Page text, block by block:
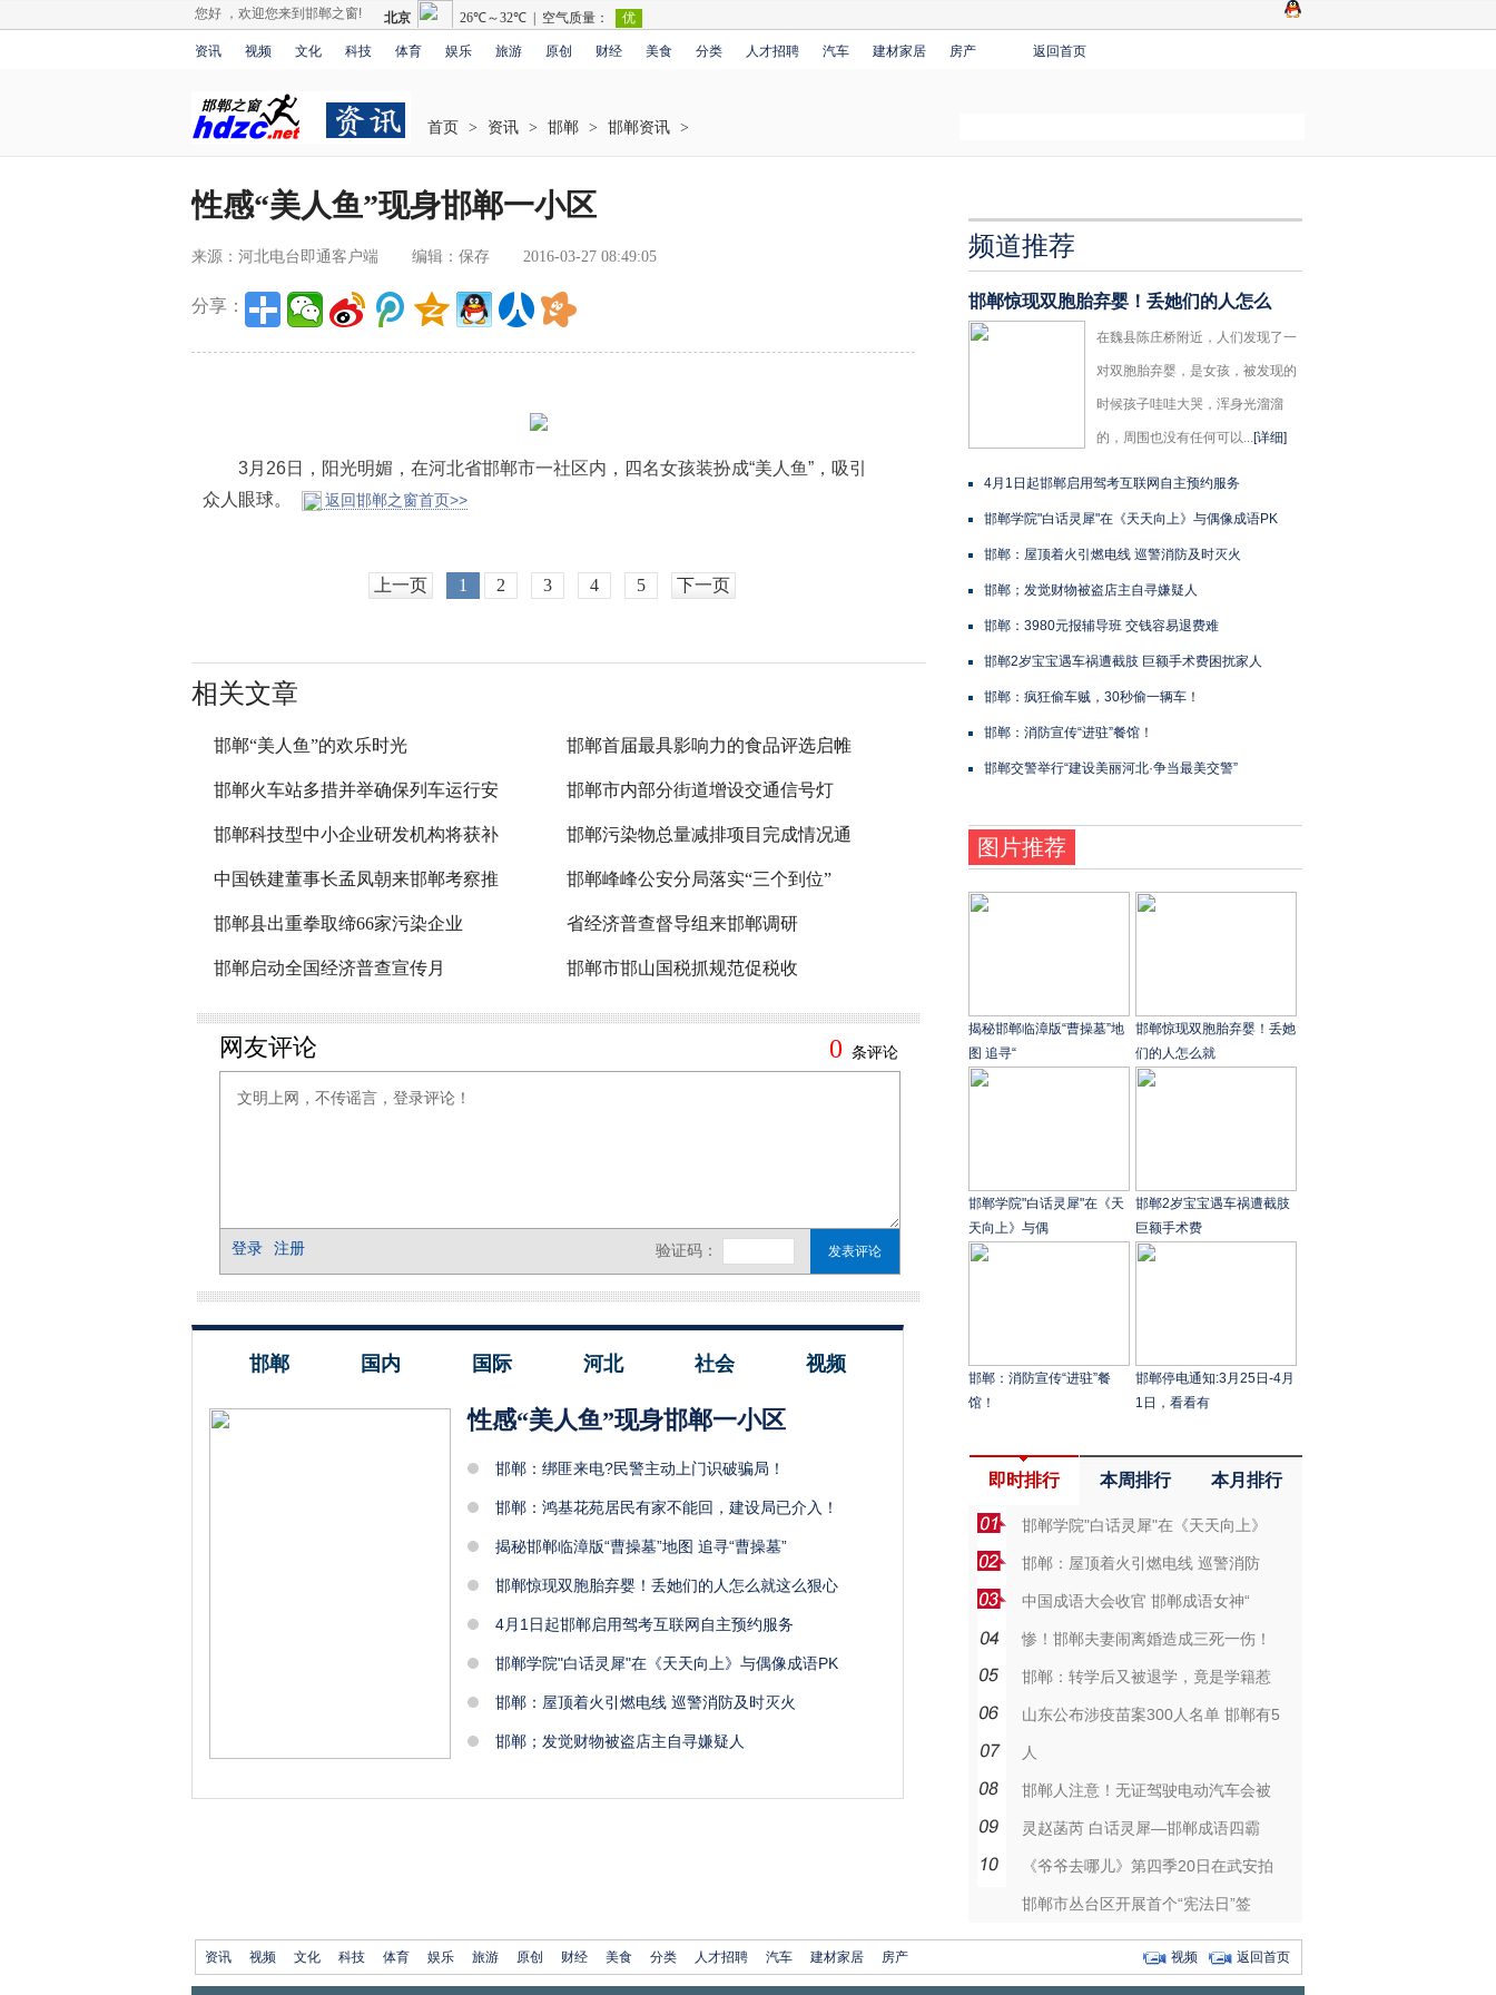
您好 ，欢迎您来到邯郸之窗!
资讯 视频 文化 科技 体育 娱乐 旅游 原创 财经 美食 分类 人才招聘 汽车 建材家居 房产 返回首页
首页 > 资讯 > 邯郸 > 邯郸资讯 >
​性感“美人鱼”现身邯郸一小区
来源：河北电台即通客户端 编辑：保存 2016-03-27 08:49:05
分享：
3月26日，阳光明媚，在河北省邯郸市一社区内，四名女孩装扮成“美人鱼”，吸引
众人眼球。
返回邯郸之窗首页>>
上一页 1 2 3 4 5 下一页
相关文章
邯郸“美人鱼”的欢乐时光 邯郸首届最具影响力的食品评选启帷
邯郸火车站多措并举确保列车运行安 邯郸市内部分街道增设交通信号灯
邯郸科技型中小企业研发机构将获补 邯郸污染物总量减排项目完成情况通
中国铁建董事长孟凤朝来邯郸考察推 邯郸峰峰公安分局落实“三个到位”
邯郸县出重拳取缔66家污染企业 省经济普查督导组来邯郸调研
邯郸启动全国经济普查宣传月 邯郸市邯山国税抓规范促税收
邯郸 国内 国际 河北 社会 视频
​性感“美人鱼”现身邯郸一小区
邯郸：绑匪来电?民警主动上门识破骗局！
邯郸：鸿基花苑居民有家不能回，建设局已介入！
揭秘邯郸临漳版“曹操墓”地图 追寻“曹操墓”
邯郸惊现双胞胎弃婴！丢她们的人怎么就这么狠心
4月1日起邯郸启用驾考互联网自主预约服务
邯郸学院"白话灵犀"在《天天向上》与偶像成语PK
邯郸：屋顶着火引燃电线 巡警消防及时灭火
邯郸；发觉财物被盗店主自寻嫌疑人
频道推荐
邯郸惊现双胞胎弃婴！丢她们的人怎么
在魏县陈庄桥附近，人们发现了一
对双胞胎弃婴，是女孩，被发现的
时候孩子哇哇大哭，浑身光溜溜
的，周围也没有任何可以...[详细]
4月1日起邯郸启用驾考互联网自主预约服务
邯郸学院"白话灵犀"在《天天向上》与偶像成语PK
邯郸：屋顶着火引燃电线 巡警消防及时灭火
邯郸；发觉财物被盗店主自寻嫌疑人
邯郸：3980元报辅导班 交钱容易退费难
邯郸2岁宝宝遇车祸遭截肢 巨额手术费困扰家人
邯郸：疯狂偷车贼，30秒偷一辆车！
邯郸：消防宣传“进驻”餐馆！
邯郸交警举行“建设美丽河北·争当最美交警”
图片推荐
揭秘邯郸临漳版“曹操墓”地
图 追寻“
邯郸惊现双胞胎弃婴！丢她
们的人怎么就
邯郸学院"白话灵犀"在《天
天向上》与偶
邯郸2岁宝宝遇车祸遭截肢
巨额手术费
邯郸：消防宣传“进驻”餐
馆！
邯郸停电通知:3月25日-4月
1日，看看有
即时排行 本周排行 本月排行
邯郸学院"白话灵犀"在《天天向上》
邯郸：屋顶着火引燃电线 巡警消防
中国成语大会收官 邯郸成语女神“
惨！邯郸夫妻闹离婚造成三死一伤！
邯郸：转学后又被退学，竟是学籍惹
山东公布涉疫苗案300人名单 邯郸有5
人
邯郸人注意！无证驾驶电动汽车会被
灵赵菡芮 白话灵犀—邯郸成语四霸
《爷爷去哪儿》第四季20日在武安拍
邯郸市丛台区开展首个“宪法日”签
资讯 视频 文化 科技 体育 娱乐 旅游 原创 财经 美食 分类 人才招聘 汽车 建材家居 房产 返回首页
视频